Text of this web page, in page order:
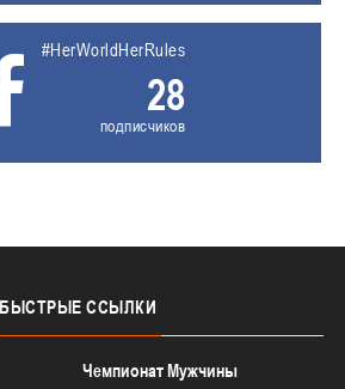
#HerWorldHerRules
28
подписчиков
БЫСТРЫЕ ССЫЛКИ
Чемпионат Мужчины